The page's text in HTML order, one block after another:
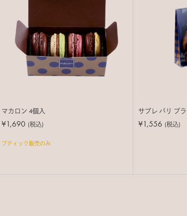
マカロン 4個入
¥1,690 (税込)
ブティック販売のみ
サブレ パリ プ
¥1,556 (税込)